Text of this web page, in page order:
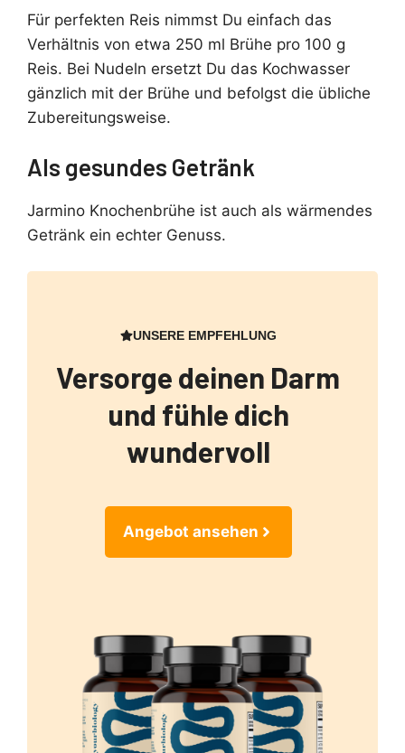
Für perfekten Reis nimmst Du einfach das
Verhältnis von etwa 250 ml Brühe pro 100 g
Reis. Bei Nudeln ersetzt Du das Kochwasser
gänzlich mit der Brühe und befolgst die übliche
Zubereitungsweise.
Als gesundes Getränk
Jarmino Knochenbrühe ist auch als wärmendes
Getränk ein echter Genuss.
UNSERE EMPFEHLUNG
Versorge deinen Darm
und fühle dich
wundervoll
Angebot ansehen